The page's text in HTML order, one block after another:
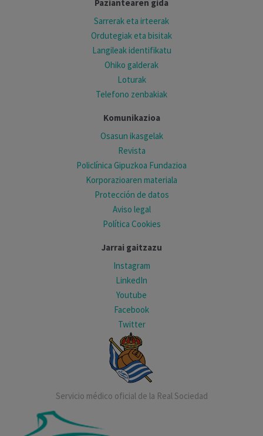
Paziantearen gida
Sarrerak eta irteerak
Ordutegiak eta bisitak
Langileak identifikatu
Ohiko galderak
Loturak
Telefono zenbakiak
Komunikazioa
Osasun ikasgelak
Revista
Policlínica Gipuzkoa Fundazioa
Korporazioaren materiala
Protección de datos
Aviso legal
Política Cookies
Jarrai gaitzazu
Instagram
LinkedIn
Youtube
Facebook
Twitter
Servicio médico oficial de la Real Sociedad